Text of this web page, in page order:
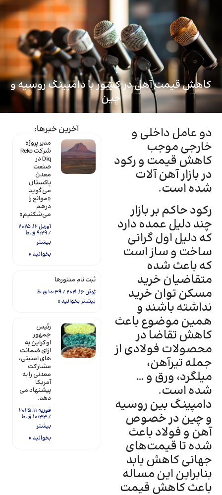
ماینتک
کاهش قیمت آهن در کشور با دامپینگ روسیه و
چین
آخرین خبرها:
مدیر پروژه
شرکت Reko
Diq در
صنعت
معدن
پاکستان
می‌گوید
«موانع را
درهم
می‌شکنیم»
آوریل 12, 2025
9:29 ق.ظ
بیشتر
بخوانید »
ثبت نام منتورها
ژوئن 16, 2021 10:39 ق.ظ
بیشتر بخوانید »
رئیس
جمهور
اوکراین به
ازای ضمانت
های امنیتی،
مشارکت
معدنی را به
آمریکا
پیشنهاد می
دهد.
فوریه 11, 2025
10:33 ق.ظ
بیشتر
بخوانید »
دو عامل داخلی و
خارجی موجب
کاهش قیمت و رکود
در بازار آهن آلات
شده است.
رکود حاکم بر بازار
چند دلیل عمده دارد
که دلیل اول گرانی
ساخت و ساز است
که باعث شده
متقاضیان خرید
مسکن توان خرید
نداشته باشند و
همین موضوع باعث
کاهش تقاضا در
محصولات فولادی از
جمله تیرآهن،
میلگرد، ورق و …
شده است.
دامپینگ بین روسیه
و چین در خصوص
آهن و فولاد باعث
شده تا قیمت‌های
جهانی کاهش یابد
بنابراین این مساله
باعث کاهش قیمت